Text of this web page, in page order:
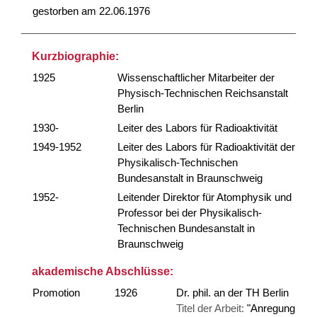
gestorben am 22.06.1976
Kurzbiographie:
1925
Wissenschaftlicher Mitarbeiter der
Physisch-Technischen Reichsanstalt
Berlin
1930-
Leiter des Labors für Radioaktivität
1949-1952
Leiter des Labors für Radioaktivität der
Physikalisch-Technischen
Bundesanstalt in Braunschweig
1952-
Leitender Direktor für Atomphysik und
Professor bei der Physikalisch-
Technischen Bundesanstalt in
Braunschweig
akademische Abschlüsse:
Promotion
1926
Dr. phil. an der TH Berlin
Titel der Arbeit: "Anregung